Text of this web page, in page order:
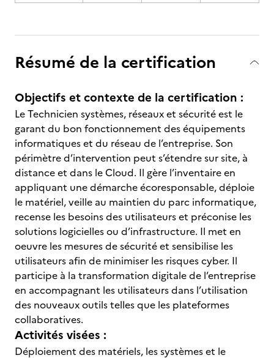
Résumé de la certification
Objectifs et contexte de la certification :
Le Technicien systèmes, réseaux et sécurité est le
garant du bon fonctionnement des équipements
informatiques et du réseau de l’entreprise. Son
périmètre d’intervention peut s’étendre sur site, à
distance et dans le Cloud. Il gère l’inventaire en
appliquant une démarche écoresponsable, déploie
le matériel, veille au maintien du parc informatique,
recense les besoins des utilisateurs et préconise les
solutions logicielles ou d’infrastructure. Il met en
oeuvre les mesures de sécurité et sensibilise les
utilisateurs afin de minimiser les risques cyber. Il
participe à la transformation digitale de l’entreprise
en accompagnant les utilisateurs dans l’utilisation
des nouveaux outils telles que les plateformes
collaboratives.
Activités visées :
Déploiement des matériels, les systèmes et le